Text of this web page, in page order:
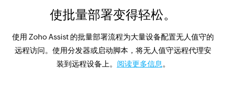
使批量部署变得轻松。
使用 Zoho Assist 的批量部署流程为大量设备配置无人值守的
远程访问。使用分发器或启动脚本，将无人值守远程代理安
装到远程设备上。 阅读更多信息 。